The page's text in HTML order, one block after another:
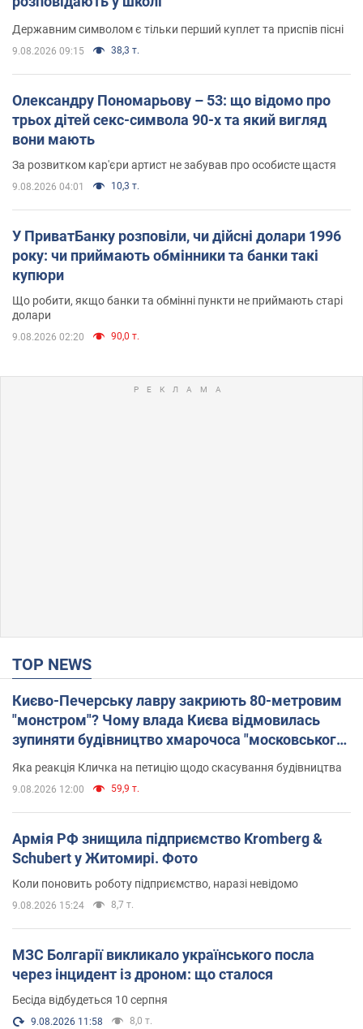
Державним символом є тільки перший куплет та приспів пісні
9.08.2026 09:15 38,3 т.
Олександру Пономарьову – 53: що відомо про
трьох дітей секс-символа 90-х та який вигляд
вони мають
За розвитком кар'єри артист не забував про особисте щастя
9.08.2026 04:01 10,3 т.
У ПриватБанку розповіли, чи дійсні долари 1996
року: чи приймають обмінники та банки такі
купюри
Що робити, якщо банки та обмінні пункти не приймають старі
долари
9.08.2026 02:20 90,0 т.
TOP NEWS
Києво-Печерську лавру закриють 80-метровим
"монстром"? Чому влада Києва відмовилась
зупиняти будівництво хмарочоса "московського
вірянина"
Яка реакція Кличка на петицію щодо скасування будівництва
9.08.2026 12:00 59,9 т.
Армія РФ знищила підприємство Kromberg &
Schubert у Житомирі. Фото
Коли поновить роботу підприємство, наразі невідомо
9.08.2026 15:24 8,7 т.
МЗС Болгарії викликало українського посла
через інцидент із дроном: що сталося
Бесіда відбудеться 10 серпня
9.08.2026 11:58 8,0 т.